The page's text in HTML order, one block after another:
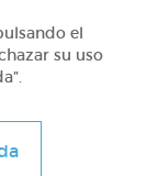
el
su uso